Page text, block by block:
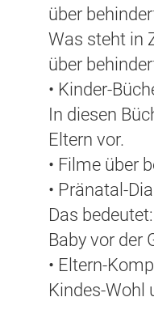
über
Was steht in
über
• Kinder-
In diesen
Eltern vor.
• Filme über
• Pränatal-
Das
Baby vor der
• Eltern-
Kindes-Wohl